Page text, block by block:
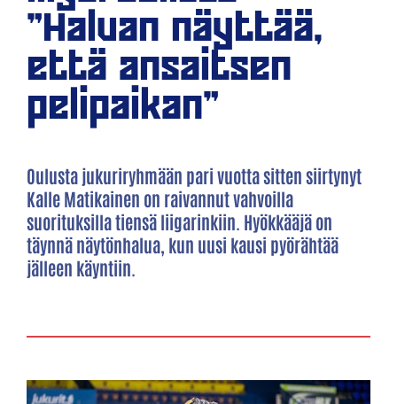
"Haluan näyttää,
että ansaitsen
pelipaikan"
Oulusta jukuriryhmään pari vuotta sitten siirtynyt
Kalle Matikainen on raivannut vahvoilla
suorituksilla tiensä liigarinkiin. Hyökkääjä on
täynnä näytönhalua, kun uusi kausi pyörähtää
jälleen käyntiin.